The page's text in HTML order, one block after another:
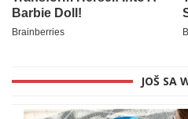
JOŠ SA